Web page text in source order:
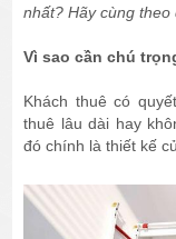
nhất? Hãy cùng theo
Vì sao cần chú
Khách thuê có
thuê lâu dài hay
đó chính là thiết kế